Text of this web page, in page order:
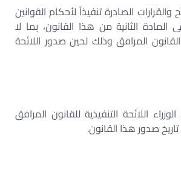
والقرارات الصادرة تنفيذاً لأحكام القوانين
الثانية من هذا القانون، بما لا
المرافق وذلك لحين صدور اللائحة
اللائحة التنفيذية للقانون المرافق
صدور هذا القانون.